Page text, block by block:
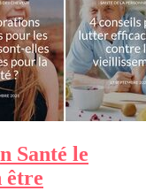
Santé le
être